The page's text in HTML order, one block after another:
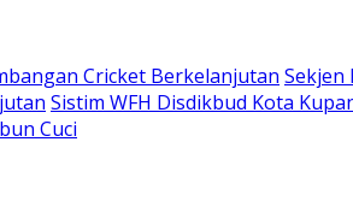
Cricket Berkelanjutan Sekjen
Sistim WFH Disdikbud Kota
Cuci